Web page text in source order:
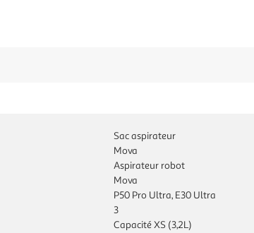
Sac aspirateur
Mova
Aspirateur robot
Mova
P50 Pro Ultra, E30 Ultra
3
Capacité XS (3,2L)